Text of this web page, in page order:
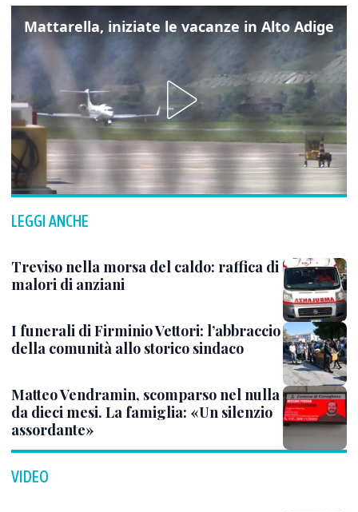
Mattarella, iniziate le vacanze in Alto Adige
LEGGI ANCHE
Treviso nella morsa del caldo: raffica di
malori di anziani
I funerali di Firminio Vettori: l’abbraccio
della comunità allo storico sindaco
Matteo Vendramin, scomparso nel nulla
da dieci mesi. La famiglia: «Un silenzio
assordante»
VIDEO